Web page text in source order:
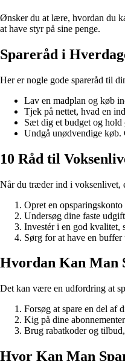
Ønsker du at lære, hvordan du
at have styr på sine penge.
Spareråd i
Her er nogle gode spareråd til
Lav en madplan og køb
Tjek på nettet, hvad en
Sæt dig et budget og hold
Undgå unødvendige køb.
10 Råd til
Når du træder ind i voksenlivet,
Opret en
Undersøg dine faste
Investér i en god kvalitet,
Sørg for at have en
Hvordan Kan Man
Det kan være en udfordring at
Forsøg at spare en del af
Kig på dine
Brug rabatkoder og
Hvor Kan Man